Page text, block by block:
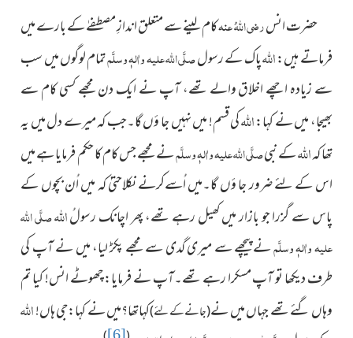
حضرت انسرضی اللہُ عنہکام لینے سے متعلق اندازِ مصطفےٰ کے بارے میں
فرماتے ہیں:اللہپاک کے رسولصلَّی اللہ علیہ واٰلہٖ وسلَّمتمام لوگوں میں سب
سے زیادہ اچھے اخلاق والے تھے، آپ نے ایک دن مجھے کسی کام سے
بھیجا، میں نے کہا:اللہکی قسم! میں نہیں جا ؤں گا۔جب کہ میرے دل میں یہ
تھا کہاللہکے نبیصلَّی اللہ علیہ واٰلہٖ وسلَّمنے مجھے جس کام کا حکم فرمایا ہے میں
اس کے لئے ضرور جا ؤں گا۔میں اُسےکرنے نکلاحتیٰ کہ میں اُن بچوں کے
پاس سے گزرا جو بازار میں کھیل رہے تھے، پھر اچانک رسولُاللہصلَّی اللہ
علیہ واٰلہٖ وسلَّمنے پیچھے سے میری گدی سے مجھے پکڑ لیا، میں نے آپ کی
طرف دیکھا تو آپ مسکرا رہے تھے۔آپ نے فرمایا: چھوٹے انس! کیا تم
وہاں گئے تھے جہاں میں نے(جانے کے لئے)کہاتھا؟میں نے کہا:جی ہاں!اللہ
[6]